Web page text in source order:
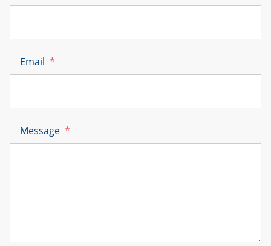
Email *
Message *